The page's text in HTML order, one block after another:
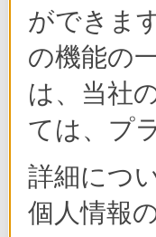
ができま
の機能の
は、当社
ては、プ
詳細につ
個人情報